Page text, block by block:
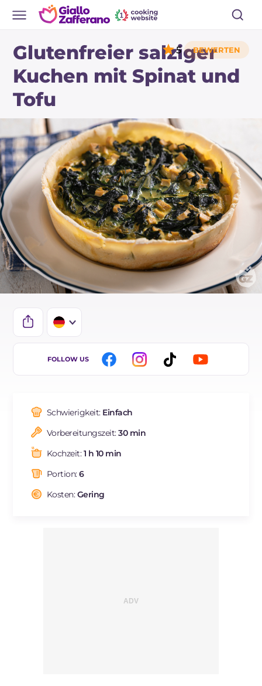
Glutenfreier salziger
Kuchen mit Spinat und
Tofu
5
IT
ES
FR
NL
FOLLOW US
Schwierigkeit: Einfach
Vorbereitungszeit:30 min
Kochzeit:1 h 10 min
Portion:6
Kosten:Gering